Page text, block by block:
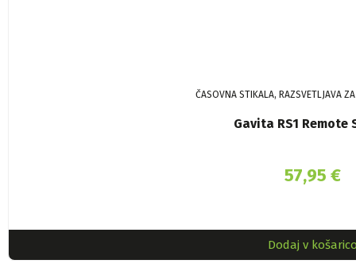
ČASOVNA STIKALA, RAZSVETLJAVA
Gavita RS1 Remote
57,95 €
Dodaj v